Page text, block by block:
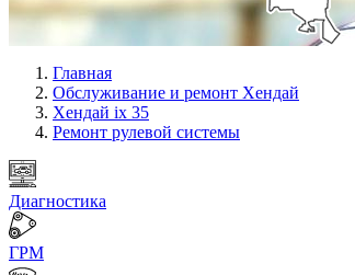
Главная
Обслуживание и ремонт Хендай
Хендай ix 35
Ремонт рулевой системы
Диагностика
ГРМ